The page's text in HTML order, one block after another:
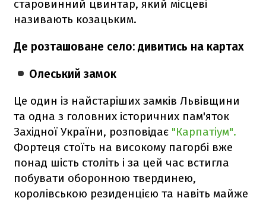
старовинний цвинтар, який місцеві
називають козацьким.
Де розташоване село: дивитись на картах
Олеський замок
Це один із найстаріших замків Львівщини
та одна з головних історичних пам'яток
Західної України, розповідає "Карпатіум".
Фортеця стоїть на високому пагорбі вже
понад шість століть і за цей час встигла
побувати оборонною твердинею,
королівською резиденцією та навіть майже